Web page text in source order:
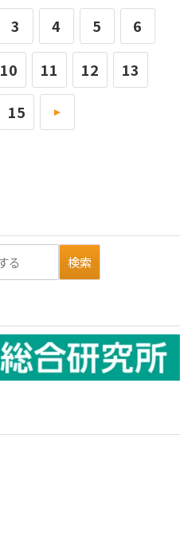
3 4 5 6
10 11 12 13
15 »